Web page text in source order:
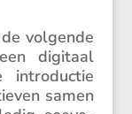
volgende
digitaal
intro­ductie
samen